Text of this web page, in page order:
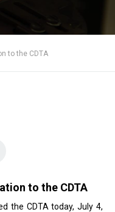
to the CDTA
to the CDTA
the CDTA today, July 4,